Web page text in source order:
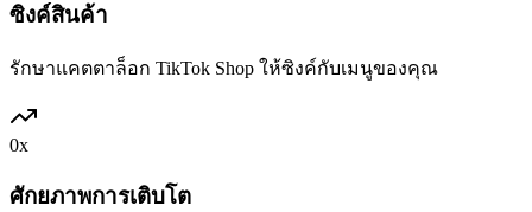
ซิงค์สินค้า
รักษาแคตตาล็อก TikTok Shop ให้ซิงค์กับเมนูของคุณ
0x
ศักยภาพการเติบโต